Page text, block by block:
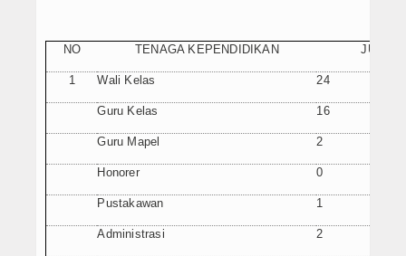
NO TENAGA KEPENDIDIKAN
1 Wali Kelas 24
Guru Kelas 16
Guru Mapel 2
Honorer 0
Pustakawan 1
Administrasi 2